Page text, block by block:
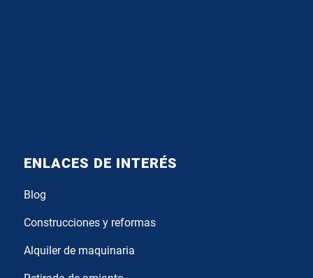
ENLACES DE INTERÉS
Blog
Construcciones y reformas
Alquiler de maquinaria